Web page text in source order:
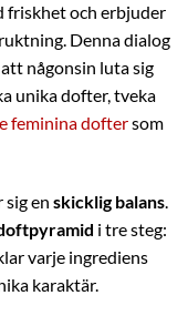
friskhet och erbjuder
Denna dialog
någonsin luta sig
unika dofter, tveka
feminina doftersom
en skicklig balans.
i tre steg:
varje ingrediens
karaktär.